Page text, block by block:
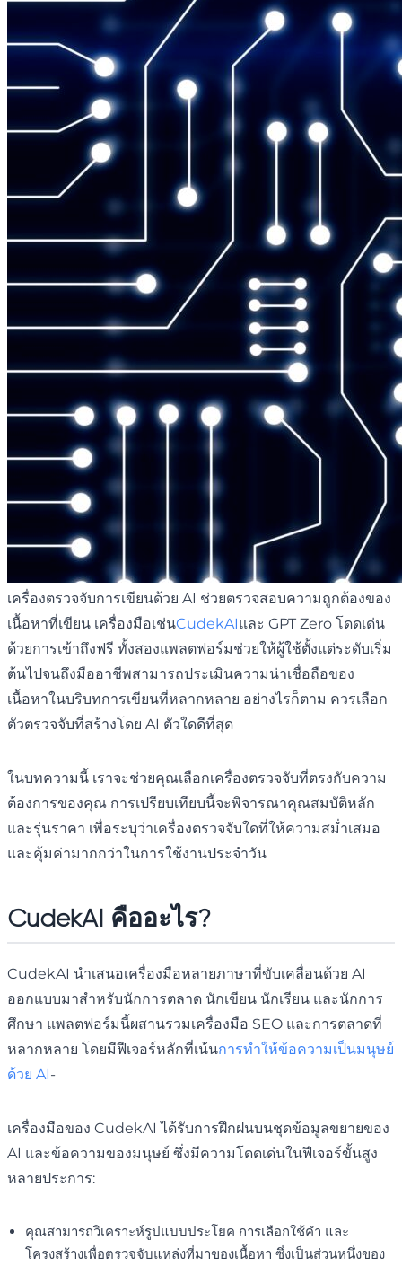
เครื่องตรวจจับการเขียนด้วย AI ช่วยตรวจสอบความถูกต้องของ
เนื้อหาที่เขียน เครื่องมือเช่นCudekAIและ GPT Zero โดดเด่น
ด้วยการเข้าถึงฟรี ทั้งสองแพลตฟอร์มช่วยให้ผู้ใช้ตั้งแต่ระดับเริ่ม
ต้นไปจนถึงมืออาชีพสามารถประเมินความน่าเชื่อถือของ
เนื้อหาในบริบทการเขียนที่หลากหลาย อย่างไรก็ตาม ควรเลือก
ตัวตรวจจับที่สร้างโดย AI ตัวใดดีที่สุด
ในบทความนี้ เราจะช่วยคุณเลือกเครื่องตรวจจับที่ตรงกับความ
ต้องการของคุณ การเปรียบเทียบนี้จะพิจารณาคุณสมบัติหลัก
และรุ่นราคา เพื่อระบุว่าเครื่องตรวจจับใดที่ให้ความสม่ำเสมอ
และคุ้มค่ามากกว่าในการใช้งานประจำวัน
CudekAI คืออะไร?
CudekAI นำเสนอเครื่องมือหลายภาษาที่ขับเคลื่อนด้วย AI
ออกแบบมาสำหรับนักการตลาด นักเขียน นักเรียน และนักการ
ศึกษา แพลตฟอร์มนี้ผสานรวมเครื่องมือ SEO และการตลาดที่
หลากหลาย โดยมีฟีเจอร์หลักที่เน้นการทำให้ข้อความเป็นมนุษย์
ด้วย AI-
เครื่องมือของ CudekAI ได้รับการฝึกฝนบนชุดข้อมูลขยายของ
AI และข้อความของมนุษย์ ซึ่งมีความโดดเด่นในฟีเจอร์ขั้นสูง
หลายประการ:
คุณสามารถวิเคราะห์รูปแบบประโยค การเลือกใช้คำ และ
โครงสร้างเพื่อตรวจจับแหล่งที่มาของเนื้อหา ซึ่งเป็นส่วนหนึ่งของ